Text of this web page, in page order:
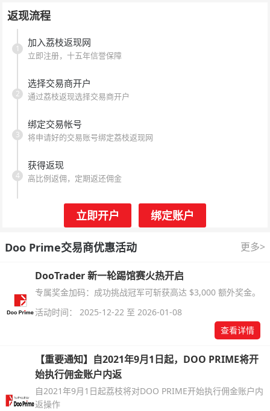
返现流程
加入荔枝返现网
立即注册，十五年信誉保障
1
选择交易商开户
通过荔枝返现选择交易商开户
2
绑定交易帐号
将申请好的交易账号绑定荔枝返现网
3
获得返现
高比例返佣，定期返还佣金
4
立即开户 绑定账户
Doo Prime交易商优惠活动 更多>
DooTrader 新一轮踢馆赛火热开启
专属奖金加码：成功挑战冠军可斩获高达 $3,000 额外奖金。
活动时间： 2025-12-22 至 2026-01-08
查看详情
【重要通知】自2021年9月1日起，DOO PRIME将开
始执行佣金账户内返
自2021年9月1日起荔枝将对DOO PRIME开始执行佣金账户内
返操作